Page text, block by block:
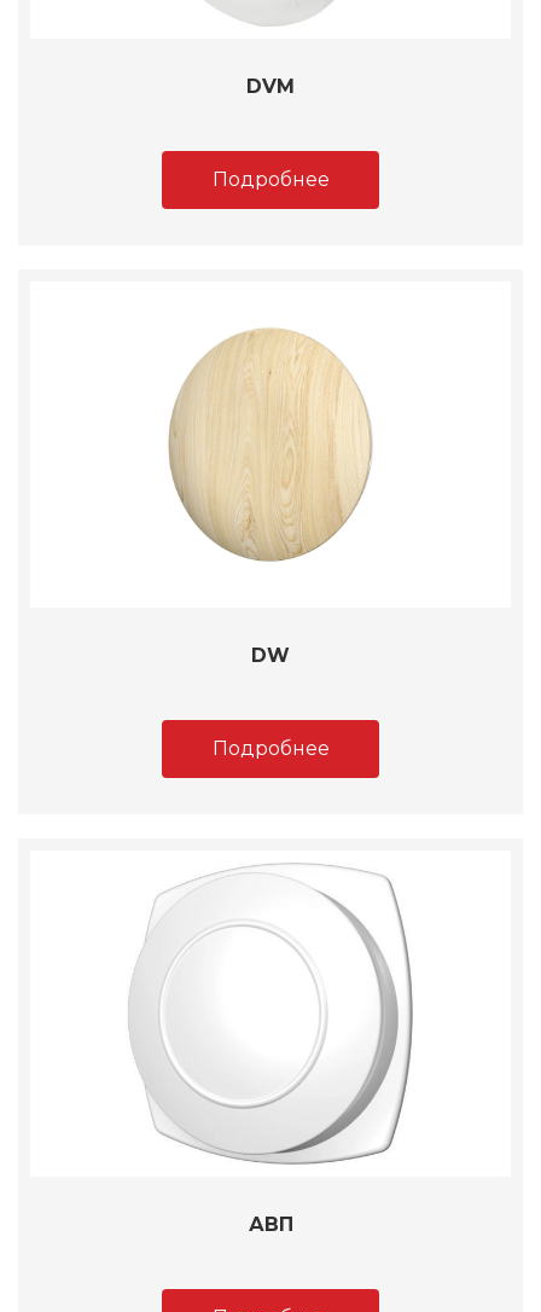
DVM
Подробнее
DW
Подробнее
АВП